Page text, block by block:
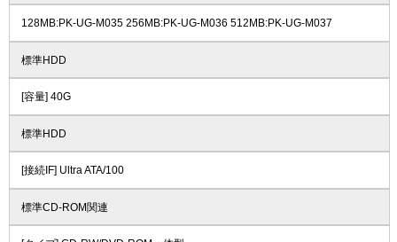
128MB:PK-UG-M035 256MB:PK-UG-M036 512MB:PK-UG-M037
標準HDD
[容量] 40G
標準HDD
[接続IF] Ultra ATA/100
標準CD-ROM関連